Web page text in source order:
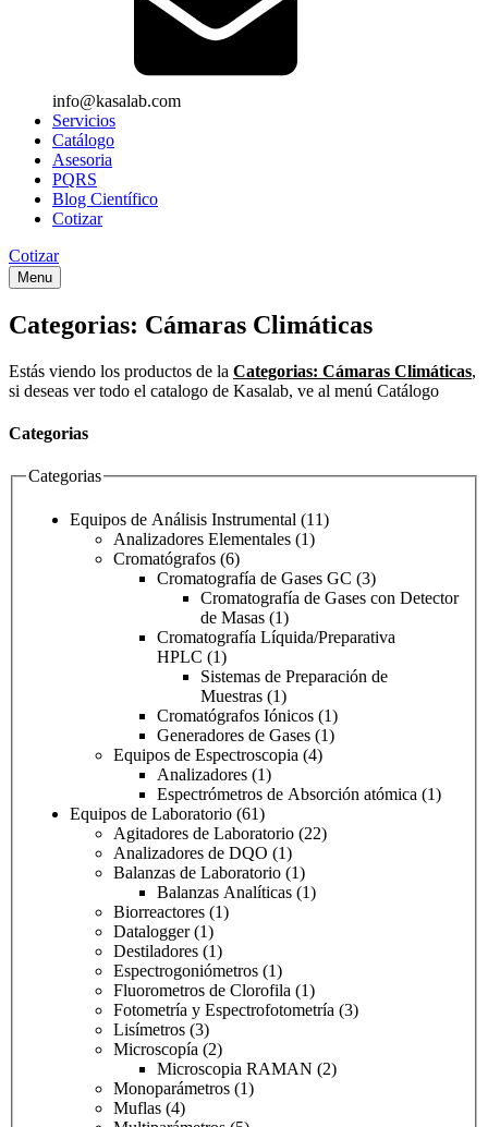
info@kasalab.com
Servicios
Catálogo
Asesoria
PQRS
Blog Científico
Cotizar
Cotizar
Menu
Categorias: Cámaras Climáticas
Estás viendo los productos de la Categorias: Cámaras Climáticas,
si deseas ver todo el catalogo de Kasalab, ve al menú Catálogo
Categorias
Categorias
Equipos de Análisis Instrumental (11)
Analizadores Elementales (1)
Cromatógrafos (6)
Cromatografía de Gases GC (3)
Cromatografía de Gases con Detector
de Masas (1)
Cromatografía Líquida/Preparativa
HPLC (1)
Sistemas de Preparación de
Muestras (1)
Cromatógrafos Iónicos (1)
Generadores de Gases (1)
Equipos de Espectroscopia (4)
Analizadores (1)
Espectrómetros de Absorción atómica (1)
Equipos de Laboratorio (61)
Agitadores de Laboratorio (22)
Analizadores de DQO (1)
Balanzas de Laboratorio (1)
Balanzas Analíticas (1)
Biorreactores (1)
Datalogger(1)
Destiladores (1)
Espectrogoniómetros (1)
Fluorometros de Clorofila (1)
Fotometría y Espectrofotometría (3)
Lisímetros (3)
Microscopía (2)
Microscopia RAMAN (2)
Monoparámetros (1)
Muflas (4)